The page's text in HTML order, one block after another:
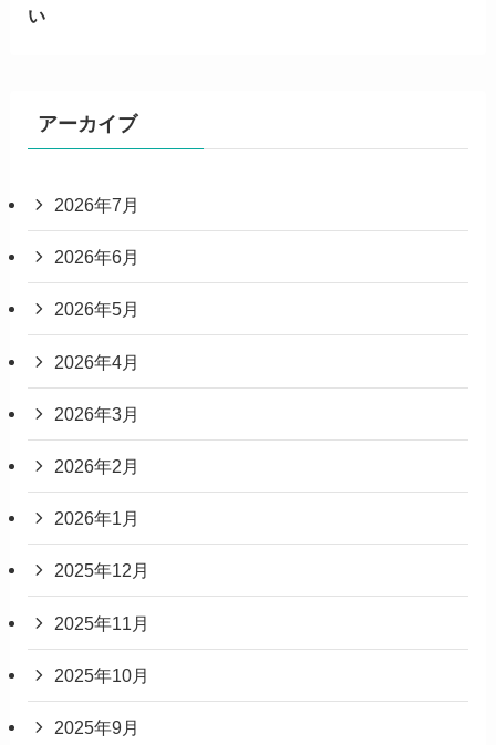
い
アーカイブ
2026年7月
2026年6月
2026年5月
2026年4月
2026年3月
2026年2月
2026年1月
2025年12月
2025年11月
2025年10月
2025年9月